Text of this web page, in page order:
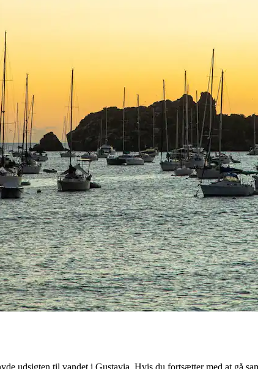
udsigten til vandet i Gustavia. Hvis du fortsætter med at gå